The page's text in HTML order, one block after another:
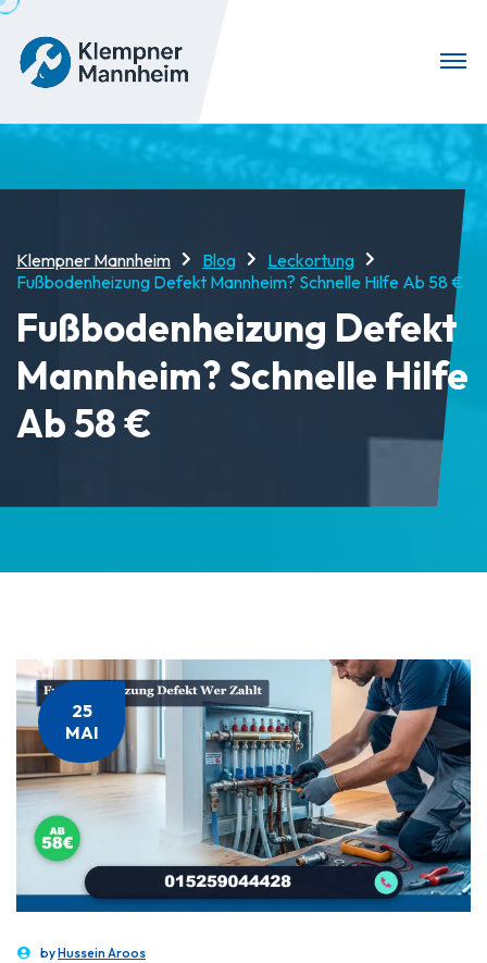
Klempner Mannheim Blog
Leckortung
Fußbodenheizung Defekt Mannheim? Schnelle Hilfe Ab 58 €
Fußbodenheizung Defekt
Mannheim? Schnelle Hilfe
Ab 58 €
25
MAI
byHussein Aroos